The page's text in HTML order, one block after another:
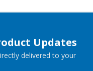
Updates
delivered to your